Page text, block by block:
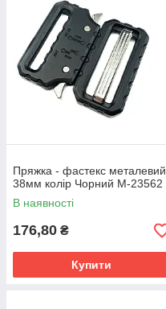
Пряжка - фастекс металевий
38мм колір Чорний М-23562
В наявності
176,80 ₴
Купити